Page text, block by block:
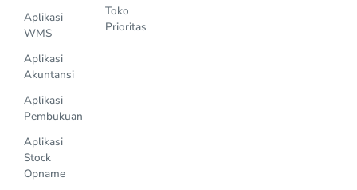
Aplikasi
WMS
Aplikasi
Akuntansi
Aplikasi
Pembukuan
Aplikasi
Stock
Opname
Toko
Prioritas